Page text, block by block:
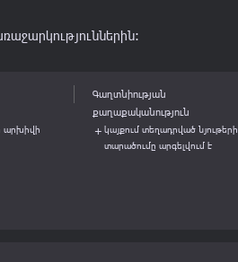
2003
2002
2001
արխիվի
Գաղտնիության
քաղաքականություն
կայքում տեղադրված նյութերի
տարածումը արգելվում է